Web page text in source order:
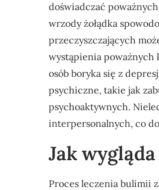
doświadczać
wrzody żołądka
przeczyszczających
wystąpienia poważnych
osób boryka się z
psychiczne, takie jak
psychoaktywnych.
interpersonalnych, co
Jak
Proces leczenia bulimii